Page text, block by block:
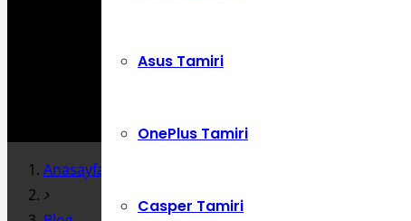
Asus Tamiri
OnePlus Tamiri
Casper Tamiri
Anasayfa